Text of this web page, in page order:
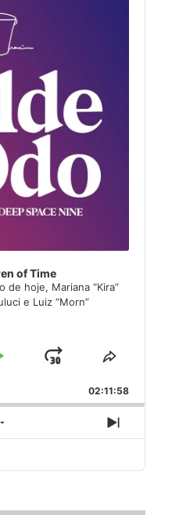
of Time
de hoje, Mariana “Kira”
e Luiz “Morn”
Jump
Forward
Share
Episode
02:11:58
Next
Episode